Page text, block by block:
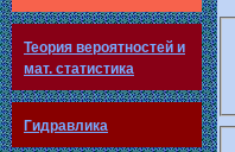
Теория вероятностей и
мат. статистика
Гидравлика